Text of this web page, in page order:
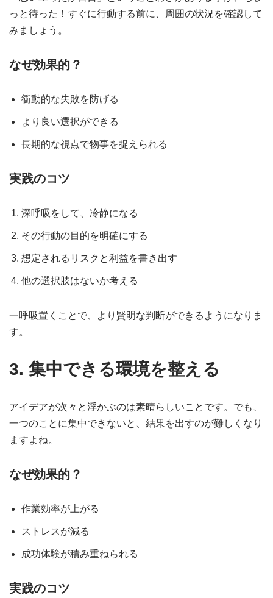
っと待った！すぐに行動する前に、周囲の状況を確認して
みましょう。
なぜ効果的？
衝動的な失敗を防げる
より良い選択ができる
長期的な視点で物事を捉えられる
実践のコツ
深呼吸をして、冷静になる
その行動の目的を明確にする
想定されるリスクと利益を書き出す
他の選択肢はないか考える
一呼吸置くことで、より賢明な判断ができるようになりま
す。
3. 集中できる環境を整える
アイデアが次々と浮かぶのは素晴らしいことです。でも、
一つのことに集中できないと、結果を出すのが難しくなり
ますよね。
なぜ効果的？
作業効率が上がる
ストレスが減る
成功体験が積み重ねられる
実践のコツ